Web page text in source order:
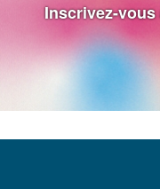
Inscrivez-vous